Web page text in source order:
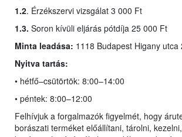
1.2. Érzékszervi vizsgálat 3 000 Ft
1.3. Soron kívüli eljárás pótdíja 25 000 Ft
Minta leadása: 1118 Budapest Higany utca
Nyitva tartás:
• hétfő–csütörtök: 8:00–14:00
• péntek: 8:00–12:00
Felhívjuk a forgalmazók figyelmét, hogy
borászati terméket előállítani, tárolni,